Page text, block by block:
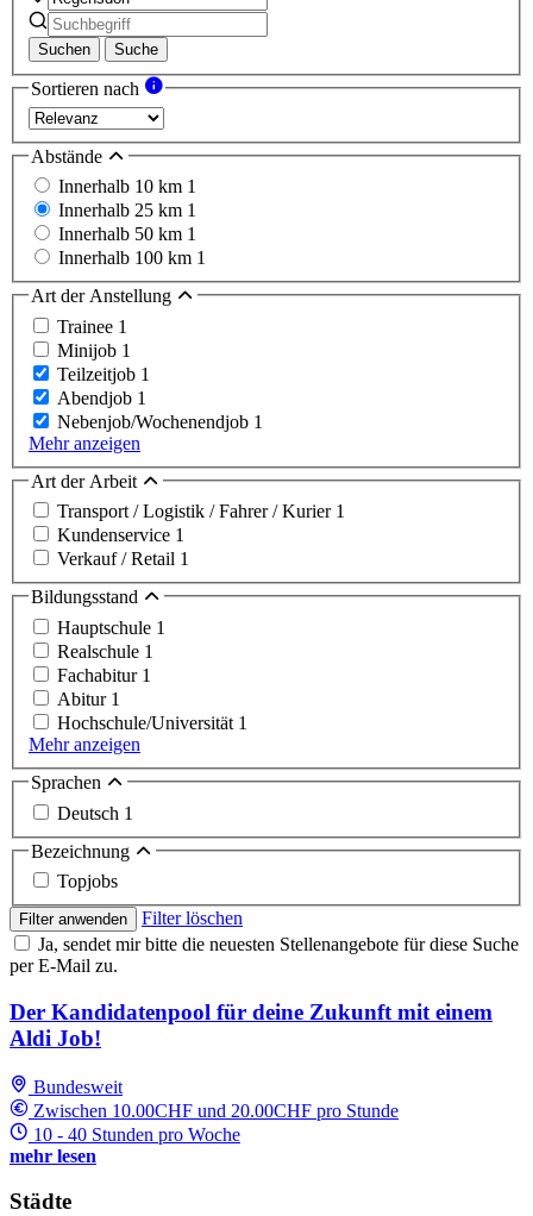
Suchen Suche
Sortieren nach
Abstände
Innerhalb 10 km 1
Innerhalb 25 km 1
Innerhalb 50 km 1
Innerhalb 100 km 1
Art der Anstellung
Trainee 1
Minijob 1
Teilzeitjob 1
Abendjob 1
Nebenjob/Wochenendjob 1
Mehr anzeigen
Art der Arbeit
Transport / Logistik / Fahrer / Kurier 1
Kundenservice 1
Verkauf / Retail 1
Bildungsstand
Hauptschule 1
Realschule 1
Fachabitur 1
Abitur 1
Hochschule/Universität 1
Mehr anzeigen
Sprachen
Deutsch 1
Bezeichnung
Topjobs
Filter anwenden
Filter löschen
Ja, sendet mir bitte die neuesten Stellenangebote für diese Suche
per E-Mail zu.
Der Kandidatenpool für deine Zukunft mit einem
Aldi Job!
Bundesweit
Zwischen 10.00CHF und 20.00CHF pro Stunde
10 - 40 Stunden pro Woche
mehr lesen
Städte